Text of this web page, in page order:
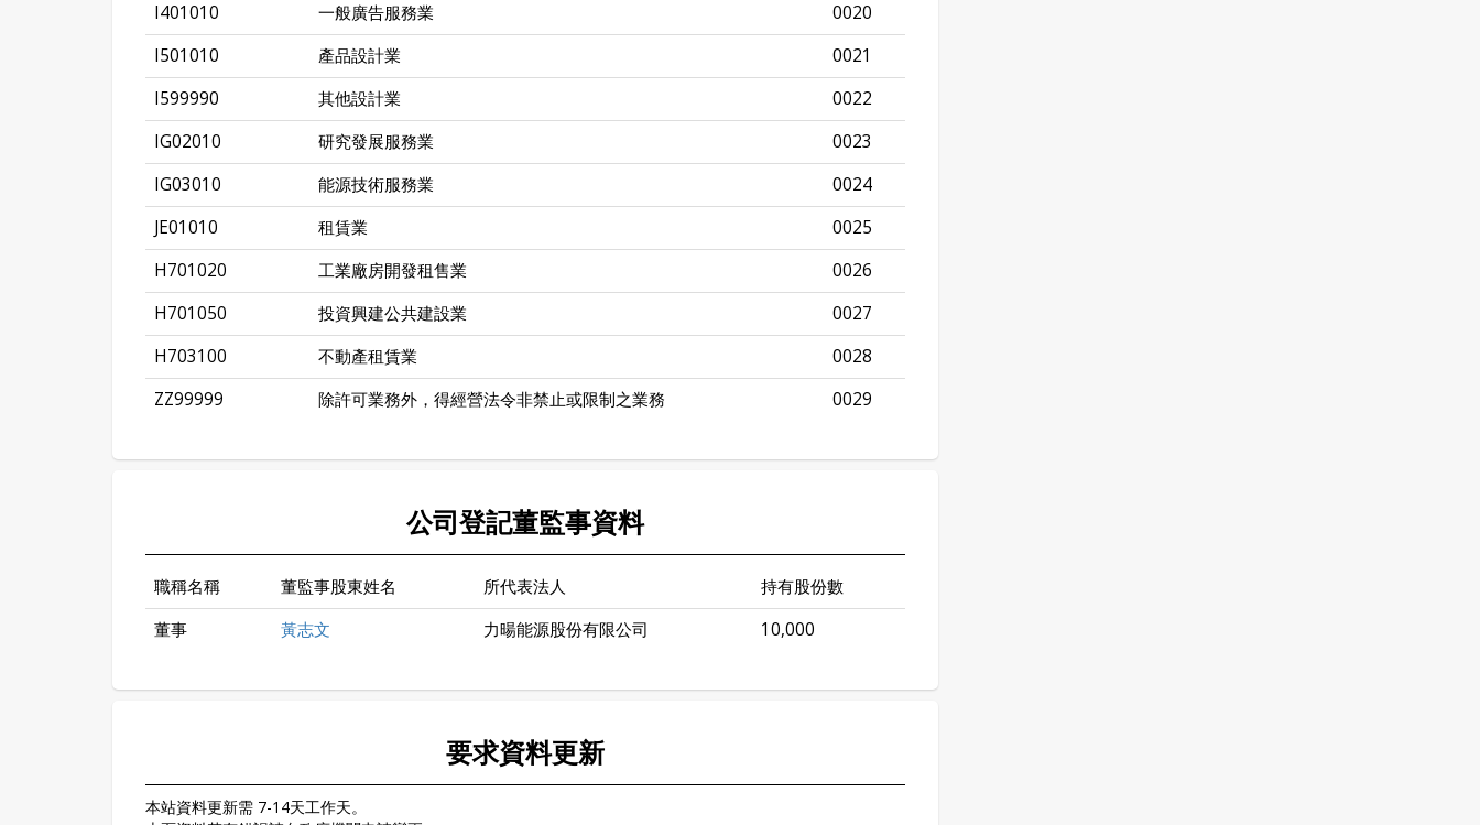
I401010
一般廣告服務業
0020
I501010
產品設計業
0021
I599990
其他設計業
0022
IG02010
研究發展服務業
0023
IG03010
能源技術服務業
0024
JE01010
租賃業
0025
H701020
工業廠房開發租售業
0026
H701050
投資興建公共建設業
0027
H703100
不動產租賃業
0028
ZZ99999
除許可業務外，得經營法令非禁止或限制之業務 0029
公司登記董監事資料
職稱名稱 董監事股東姓名 所代表法人
持有股份數
董事
黃志文 力暘能源股份有限公司 10,000
要求資料更新
本站資料更新需 7-14天工作天。